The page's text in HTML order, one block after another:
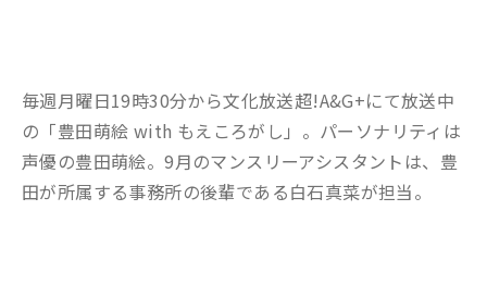
毎週月曜日19時30分から文化放送超!A&G+にて放送中
の「豊田萌絵 with もえころがし」。パーソナリティは
声優の豊田萌絵。9月のマンスリーアシスタントは、豊
田が所属する事務所の後輩である白石真菜が担当。